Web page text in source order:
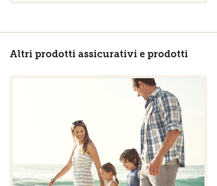
Altri prodotti assicurativi e prodotti